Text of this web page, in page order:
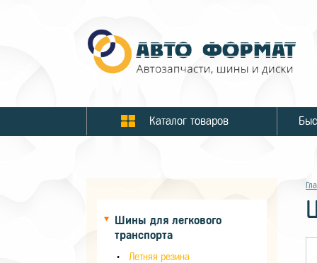
Каталог товаров
Шины для легкового
транспорта
Летняя резина